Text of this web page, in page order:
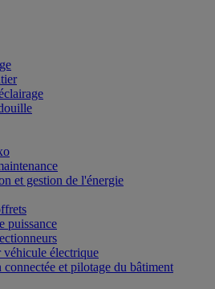
et gestion de l'énergie
puissance
véhicule électrique
et pilotage du bâtiment